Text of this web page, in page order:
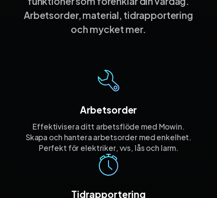
Arbetsorder, material, tidrapportering
och mycket mer.
Arbetsorder
Effektivisera ditt arbetsflöde med Mowin.
Skapa och hantera arbetsorder med enkelhet.
Perfekt för elektriker, vvs, lås och larm.
Tidrapportering